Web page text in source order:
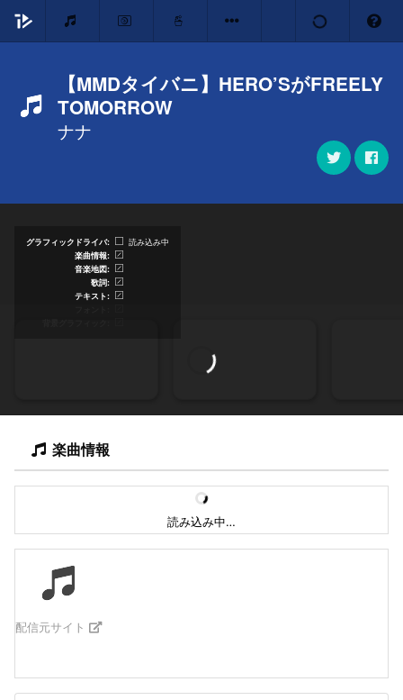
【MMDタイバニ】HERO’SがFREELY
TOMORROW
ナナ
グラフィックドライバ
読み込み中
楽曲情報
音楽地図
歌詞
テキスト
楽曲情報
読み込み中…
配信元サイト